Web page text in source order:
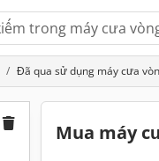
Đã qua sử dụng máy cưa
Mua máy